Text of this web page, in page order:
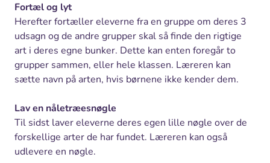
Fortæl og lyt
Herefter fortæller eleverne fra en gruppe om deres 3
udsagn og de andre grupper skal så finde den rigtige
art i deres egne bunker. Dette kan enten foregår to
grupper sammen, eller hele klassen. Læreren kan
sætte navn på arten, hvis børnene ikke kender dem.
Lav en nåletræesnøgle
Til sidst laver eleverne deres egen lille nøgle over de
forskellige arter de har fundet. Læreren kan også
udlevere en nøgle.